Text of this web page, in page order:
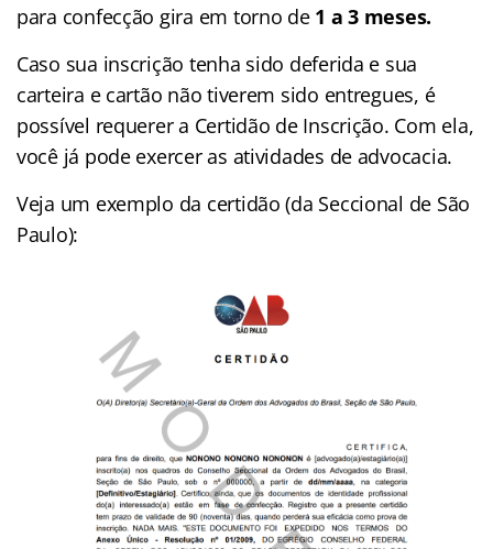
para confecção gira em torno de 1 a 3 meses.
Caso sua inscrição tenha sido deferida e sua
carteira e cartão não tiverem sido entregues, é
possível requerer a Certidão de Inscrição. Com ela,
você já pode exercer as atividades de advocacia.
Veja um exemplo da certidão (da Seccional de São
Paulo):